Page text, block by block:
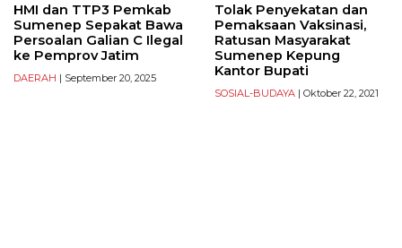
HMI dan TTP3 Pemkab
Sumenep Sepakat Bawa
Persoalan Galian C Ilegal
ke Pemprov Jatim
DAERAH | September 20, 2025
Tolak Penyekatan dan
Pemaksaan Vaksinasi,
Ratusan Masyarakat
Sumenep Kepung
Kantor Bupati
SOSIAL-BUDAYA | Oktober 22, 2021